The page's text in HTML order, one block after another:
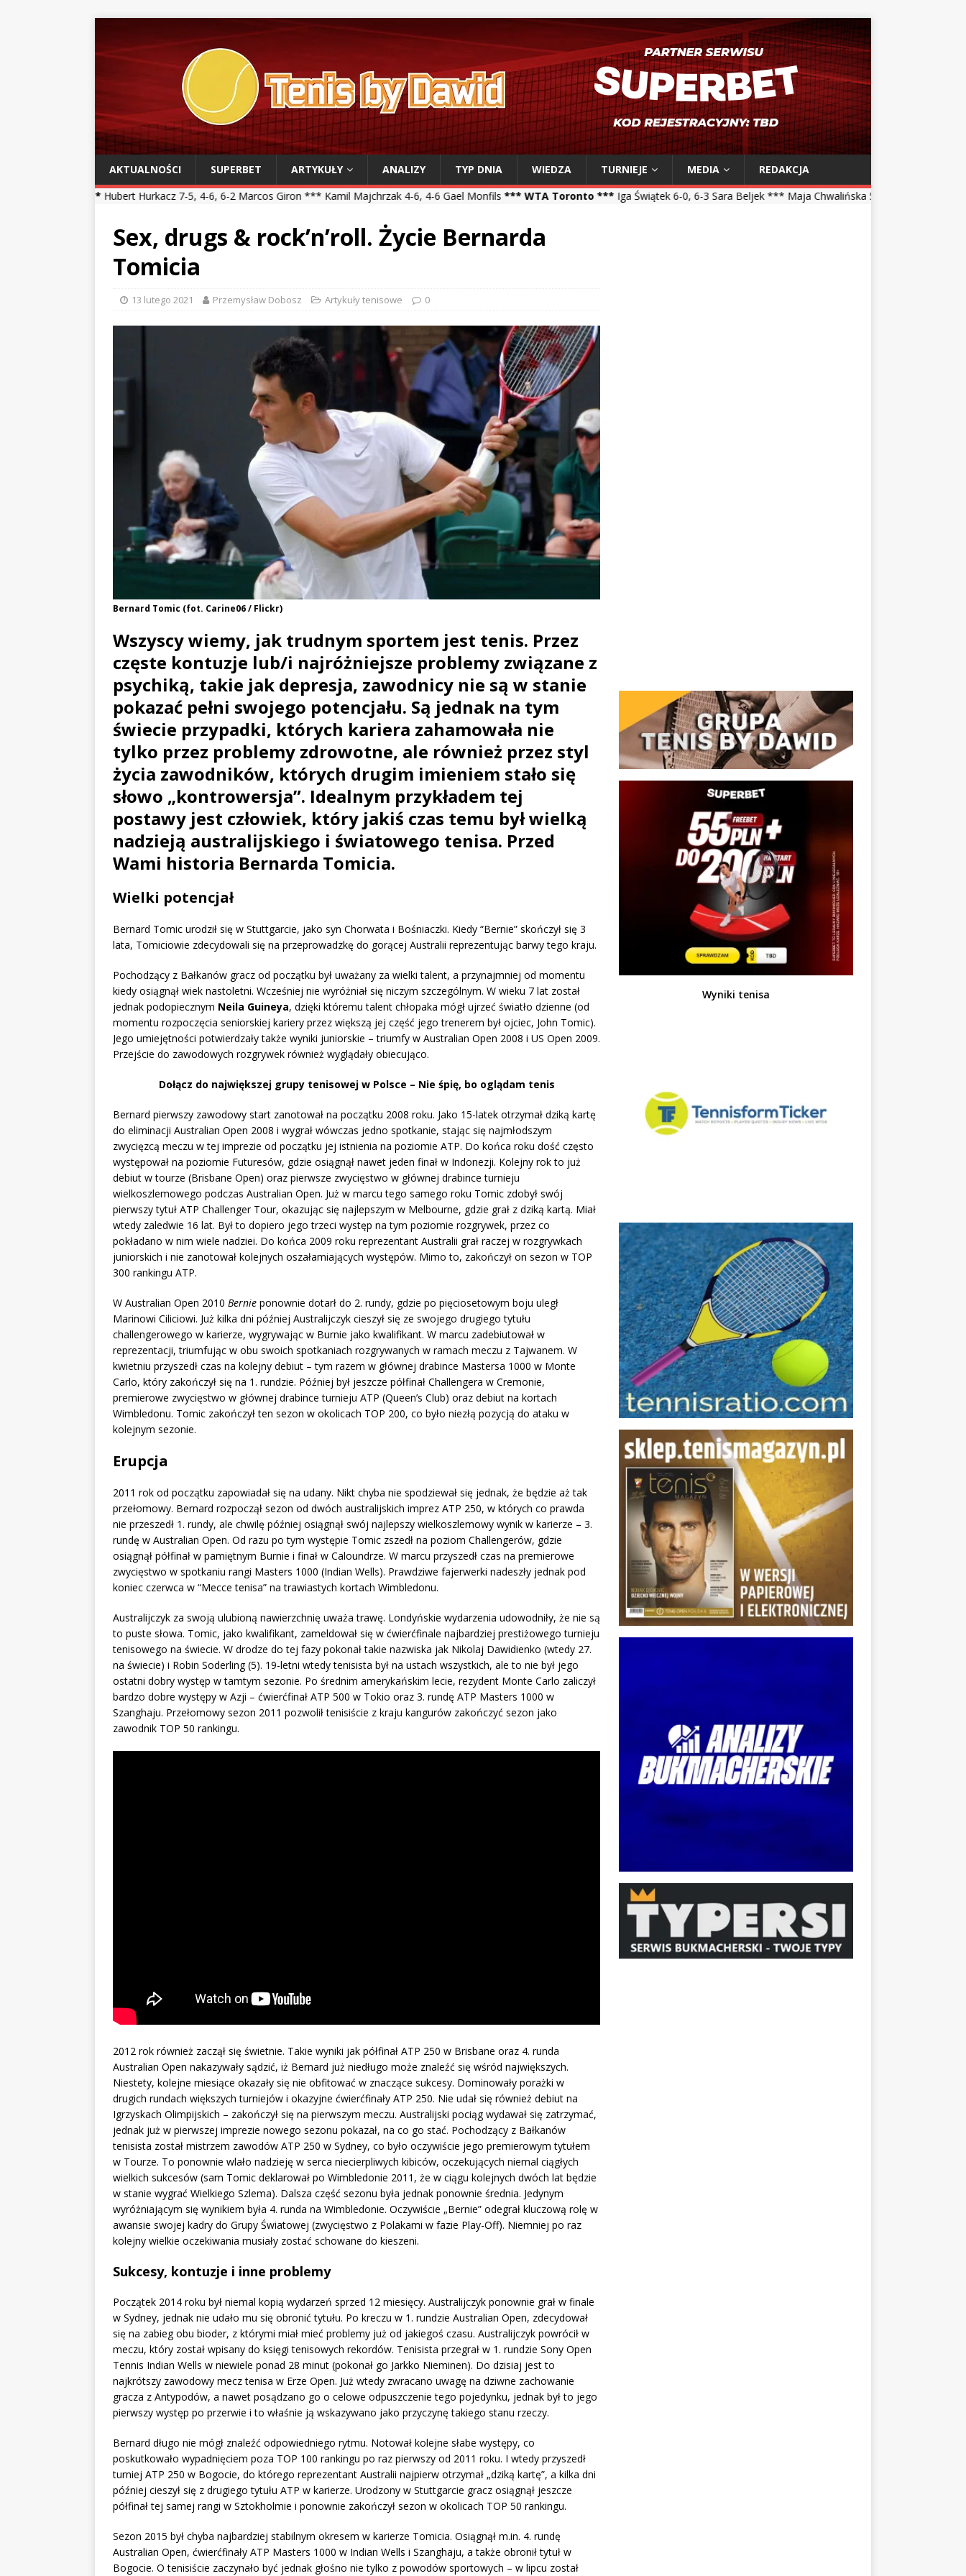
AKTUALNOŚCI SUPERBET ARTYKUŁY ANALIZY TYP DNIA WIEDZA TURNIEJE MEDIA
REDAKCJA
Hubert Hurkacz 7-5, 4-6, 6-2 Marcos Giron *** Kamil Majchrzak 4-6, 4-6 Gael Monfils*** WTA Toronto ***Iga Świątek 6-0, 6-3 Sara Beljek *** Maja Chwalińska 5-7, 1-6 Talia Gibson *** Magdalena
Sex, drugs & rock’n’roll. Życie Bernarda
Tomicia
13 lutego 2021 Przemysław Dobosz Artykuły tenisowe 0
Bernard Tomic (fot. Carine06 / Flickr)
Wszyscy wiemy, jak trudnym sportem jest tenis. Przez
częste kontuzje lub/i najróżniejsze problemy związane z
psychiką, takie jak depresja, zawodnicy nie są w stanie
pokazać pełni swojego potencjału. Są jednak na tym
świecie przypadki, których kariera zahamowała nie
tylko przez problemy zdrowotne, ale również przez styl
życia zawodników, których drugim imieniem stało się
słowo „kontrowersja”. Idealnym przykładem tej
postawy jest człowiek, który jakiś czas temu był wielką
nadzieją australijskiego i światowego tenisa. Przed
Wami historia Bernarda Tomicia.
Wielki potencjał
Bernard Tomic urodził się w Stuttgarcie, jako syn Chorwata i Bośniaczki. Kiedy “Bernie” skończył się 3
lata, Tomiciowie zdecydowali się na przeprowadzkę do gorącej Australii reprezentując barwy tego kraju.
Pochodzący z Bałkanów gracz od początku był uważany za wielki talent, a przynajmniej od momentu
kiedy osiągnął wiek nastoletni. Wcześniej nie wyróżniał się niczym szczególnym. W wieku 7 lat został
jednak podopiecznym Neila Guineya, dzięki któremu talent chłopaka mógł ujrzeć światło dzienne (od
momentu rozpoczęcia seniorskiej kariery przez większą jej część jego trenerem był ojciec, John Tomic).
Jego umiejętności potwierdzały także wyniki juniorskie – triumfy w Australian Open 2008 i US Open 2009.
Przejście do zawodowych rozgrywek również wyglądały obiecująco.
Dołącz do największej grupy tenisowej w Polsce – Nie śpię, bo oglądam tenis
Bernard pierwszy zawodowy start zanotował na początku 2008 roku. Jako 15-latek otrzymał dziką kartę
do eliminacji Australian Open 2008 i wygrał wówczas jedno spotkanie, stając się najmłodszym
zwycięzcą meczu w tej imprezie od początku jej istnienia na poziomie ATP. Do końca roku dość często
występował na poziomie Futuresów, gdzie osiągnął nawet jeden finał w Indonezji. Kolejny rok to już
debiut w tourze (Brisbane Open) oraz pierwsze zwycięstwo w głównej drabince turnieju
wielkoszlemowego podczas Australian Open. Już w marcu tego samego roku Tomic zdobył swój
pierwszy tytuł ATP Challenger Tour, okazując się najlepszym w Melbourne, gdzie grał z dziką kartą. Miał
wtedy zaledwie 16 lat. Był to dopiero jego trzeci występ na tym poziomie rozgrywek, przez co
pokładano w nim wiele nadziei. Do końca 2009 roku reprezentant Australii grał raczej w rozgrywkach
juniorskich i nie zanotował kolejnych oszałamiających występów. Mimo to, zakończył on sezon w TOP
300 rankingu ATP.
W Australian Open 2010 Bernie ponownie dotarł do 2. rundy, gdzie po pięciosetowym boju uległ
Marinowi Ciliciowi. Już kilka dni później Australijczyk cieszył się ze swojego drugiego tytułu
challengerowego w karierze, wygrywając w Burnie jako kwalifikant. W marcu zadebiutował w
reprezentacji, triumfując w obu swoich spotkaniach rozgrywanych w ramach meczu z Tajwanem. W
kwietniu przyszedł czas na kolejny debiut – tym razem w głównej drabince Mastersa 1000 w Monte
Carlo, który zakończył się na 1. rundzie. Później był jeszcze półfinał Challengera w Cremonie,
premierowe zwycięstwo w głównej drabince turnieju ATP (Queen’s Club) oraz debiut na kortach
Wimbledonu. Tomic zakończył ten sezon w okolicach TOP 200, co było niezłą pozycją do ataku w
kolejnym sezonie.
Erupcja
2011 rok od początku zapowiadał się na udany. Nikt chyba nie spodziewał się jednak, że będzie aż tak
przełomowy. Bernard rozpoczął sezon od dwóch australijskich imprez ATP 250, w których co prawda
nie przeszedł 1. rundy, ale chwilę później osiągnął swój najlepszy wielkoszlemowy wynik w karierze – 3.
rundę w Australian Open. Od razu po tym występie Tomic zszedł na poziom Challengerów, gdzie
osiągnął półfinał w pamiętnym Burnie i finał w Caloundrze. W marcu przyszedł czas na premierowe
zwycięstwo w spotkaniu rangi Masters 1000 (Indian Wells). Prawdziwe fajerwerki nadeszły jednak pod
koniec czerwca w “Mecce tenisa” na trawiastych kortach Wimbledonu.
Australijczyk za swoją ulubioną nawierzchnię uważa trawę. Londyńskie wydarzenia udowodniły, że nie są
to puste słowa. Tomic, jako kwalifikant, zameldował się w ćwierćfinale najbardziej prestiżowego turnieju
tenisowego na świecie. W drodze do tej fazy pokonał takie nazwiska jak Nikolaj Dawidienko (wtedy 27.
na świecie) i Robin Soderling (5). 19-letni wtedy tenisista był na ustach wszystkich, ale to nie był jego
ostatni dobry występ w tamtym sezonie. Po średnim amerykańskim lecie, rezydent Monte Carlo zaliczył
bardzo dobre występy w Azji – ćwierćfinał ATP 500 w Tokio oraz 3. rundę ATP Masters 1000 w
Szanghaju. Przełomowy sezon 2011 pozwolił tenisiście z kraju kangurów zakończyć sezon jako
zawodnik TOP 50 rankingu.
2012 rok również zaczął się świetnie. Takie wyniki jak półfinał ATP 250 w Brisbane oraz 4. runda
Australian Open nakazywały sądzić, iż Bernard już niedługo może znaleźć się wśród największych.
Niestety, kolejne miesiące okazały się nie obfitować w znaczące sukcesy. Dominowały porażki w
drugich rundach większych turniejów i okazyjne ćwierćfinały ATP 250. Nie udał się również debiut na
Igrzyskach Olimpijskich – zakończył się na pierwszym meczu. Australijski pociąg wydawał się zatrzymać,
jednak już w pierwszej imprezie nowego sezonu pokazał, na co go stać. Pochodzący z Bałkanów
tenisista został mistrzem zawodów ATP 250 w Sydney, co było oczywiście jego premierowym tytułem
w Tourze. To ponownie wlało nadzieję w serca niecierpliwych kibiców, oczekujących niemal ciągłych
wielkich sukcesów (sam Tomic deklarował po Wimbledonie 2011, że w ciągu kolejnych dwóch lat będzie
w stanie wygrać Wielkiego Szlema). Dalsza część sezonu była jednak ponownie średnia. Jedynym
wyróżniającym się wynikiem była 4. runda na Wimbledonie. Oczywiście „Bernie” odegrał kluczową rolę w
awansie swojej kadry do Grupy Światowej (zwycięstwo z Polakami w fazie Play-Off). Niemniej po raz
kolejny wielkie oczekiwania musiały zostać schowane do kieszeni.
Sukcesy, kontuzje i inne problemy
Początek 2014 roku był niemal kopią wydarzeń sprzed 12 miesięcy. Australijczyk ponownie grał w finale
w Sydney, jednak nie udało mu się obronić tytułu. Po kreczu w 1. rundzie Australian Open, zdecydował
się na zabieg obu bioder, z którymi miał mieć problemy już od jakiegoś czasu. Australijczyk powrócił w
meczu, który został wpisany do księgi tenisowych rekordów. Tenisista przegrał w 1. rundzie Sony Open
Tennis Indian Wells w niewiele ponad 28 minut (pokonał go Jarkko Nieminen). Do dzisiaj jest to
najkrótszy zawodowy mecz tenisa w Erze Open. Już wtedy zwracano uwagę na dziwne zachowanie
gracza z Antypodów, a nawet posądzano go o celowe odpuszczenie tego pojedynku, jednak był to jego
pierwszy występ po przerwie i to właśnie ją wskazywano jako przyczynę takiego stanu rzeczy.
Bernard długo nie mógł znaleźć odpowiedniego rytmu. Notował kolejne słabe występy, co
poskutkowało wypadnięciem poza TOP 100 rankingu po raz pierwszy od 2011 roku. I wtedy przyszedł
turniej ATP 250 w Bogocie, do którego reprezentant Australii najpierw otrzymał „dziką kartę”, a kilka dni
później cieszył się z drugiego tytułu ATP w karierze. Urodzony w Stuttgarcie gracz osiągnął jeszcze
półfinał tej samej rangi w Sztokholmie i ponownie zakończył sezon w okolicach TOP 50 rankingu.
Sezon 2015 był chyba najbardziej stabilnym okresem w karierze Tomicia. Osiągnął m.in. 4. rundę
Australian Open, ćwierćfinały ATP Masters 1000 w Indian Wells i Szanghaju, a także obronił tytuł w
Bogocie. O tenisiście zaczynało być jednak głośno nie tylko z powodów sportowych – w lipcu został
Wyniki tenisa